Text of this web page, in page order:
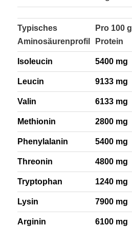
Typisches
Aminosäurenprofil
Pro 100 g
Protein
Isoleucin 5400 mg
Leucin 9133 mg
Valin 6133 mg
Methionin 2800 mg
Phenylalanin 5400 mg
Threonin 4800 mg
Tryptophan 1240 mg
Lysin 7900 mg
Arginin 6100 mg